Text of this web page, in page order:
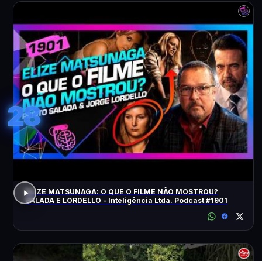
28
ELIZE MATSUNAGA: O QUE O FILME NÃO MOSTROU?
SALADA E LORDELLO - Inteligência Ltda. Podcast #1901